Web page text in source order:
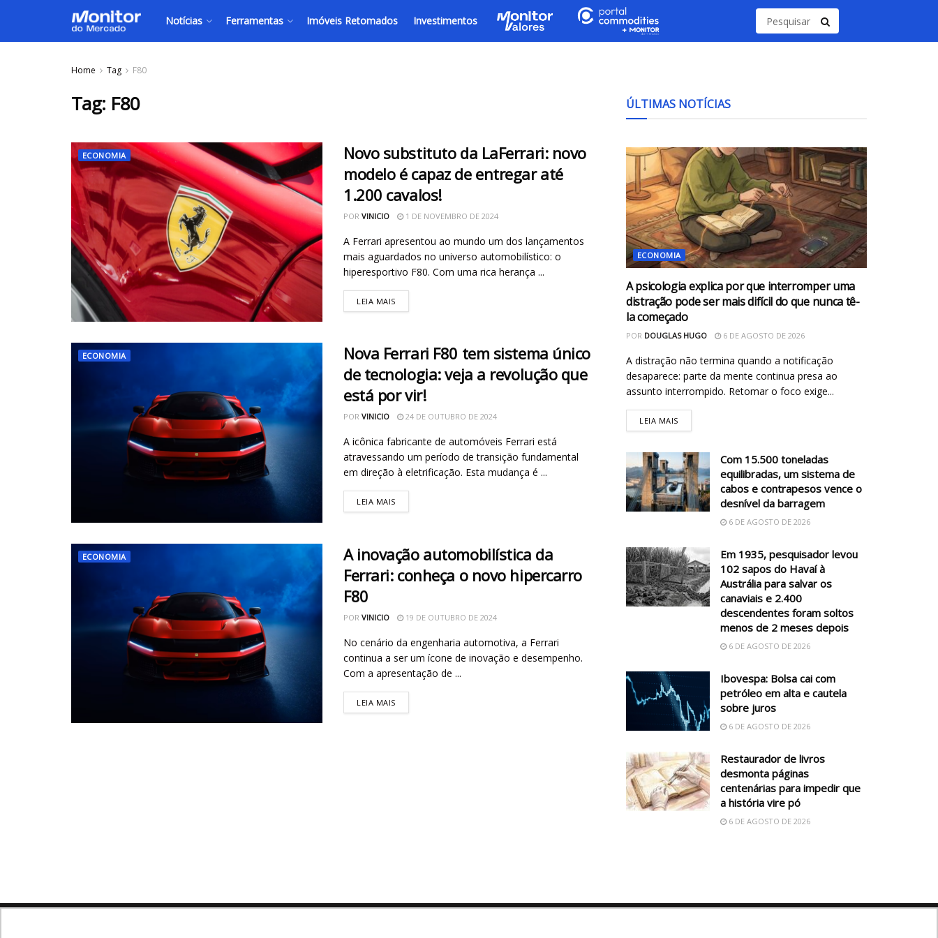
Notícias Ferramentas Imóveis Retomados Investimentos
Home Tag F80
Tag: F80
ECONOMIA
Novo substituto da LaFerrari: novo
modelo é capaz de entregar até
1.200 cavalos!
POR VINICIO 1 DE NOVEMBRO DE 2024
A Ferrari apresentou ao mundo um dos lançamentos
mais aguardados no universo automobilístico: o
hiperesportivo F80. Com uma rica herança ...
LEIA MAIS
ECONOMIA
Nova Ferrari F80 tem sistema único
de tecnologia: veja a revolução que
está por vir!
POR VINICIO 24 DE OUTUBRO DE 2024
A icônica fabricante de automóveis Ferrari está
atravessando um período de transição fundamental
em direção à eletrificação. Esta mudança é ...
LEIA MAIS
ECONOMIA
A inovação automobilística da
Ferrari: conheça o novo hipercarro
F80
POR VINICIO 19 DE OUTUBRO DE 2024
No cenário da engenharia automotiva, a Ferrari
continua a ser um ícone de inovação e desempenho.
Com a apresentação de ...
LEIA MAIS
ÚLTIMAS NOTÍCIAS
ECONOMIA
A psicologia explica por que interromper uma
distração pode ser mais difícil do que nunca tê-
la começado
POR DOUGLAS HUGO 6 DE AGOSTO DE 2026
A distração não termina quando a notificação
desaparece: parte da mente continua presa ao
assunto interrompido. Retomar o foco exige...
LEIA MAIS
Com 15.500 toneladas
equilibradas, um sistema de
cabos e contrapesos vence o
desnível da barragem
6 DE AGOSTO DE 2026
Em 1935, pesquisador levou
102 sapos do Havaí à
Austrália para salvar os
canaviais e 2.400
descendentes foram soltos
menos de 2 meses depois
6 DE AGOSTO DE 2026
Ibovespa: Bolsa cai com
petróleo em alta e cautela
sobre juros
6 DE AGOSTO DE 2026
Restaurador de livros
desmonta páginas
centenárias para impedir que
a história vire pó
6 DE AGOSTO DE 2026